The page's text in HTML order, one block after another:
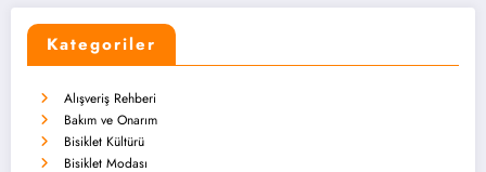
Kategoriler
Alışveriş Rehberi
Bakım ve Onarım
Bisiklet Kültürü
Bisiklet Modası